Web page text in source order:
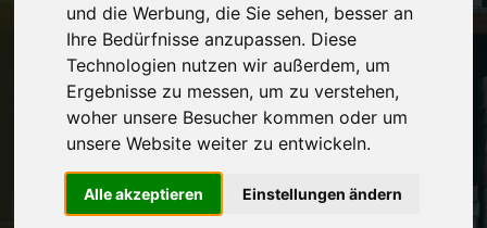
und die Werbung, die Sie sehen, besser an
Ihre Bedürfnisse anzupassen. Diese
Technologien nutzen wir außerdem, um
Ergebnisse zu messen, um zu verstehen,
woher unsere Besucher kommen oder um
unsere Website weiter zu entwickeln.
Alle akzeptieren Einstellungen ändern
Vereinbaren Sie einenRückruf
Hinterlassen Sie uns gern eine persönliche Nachricht.